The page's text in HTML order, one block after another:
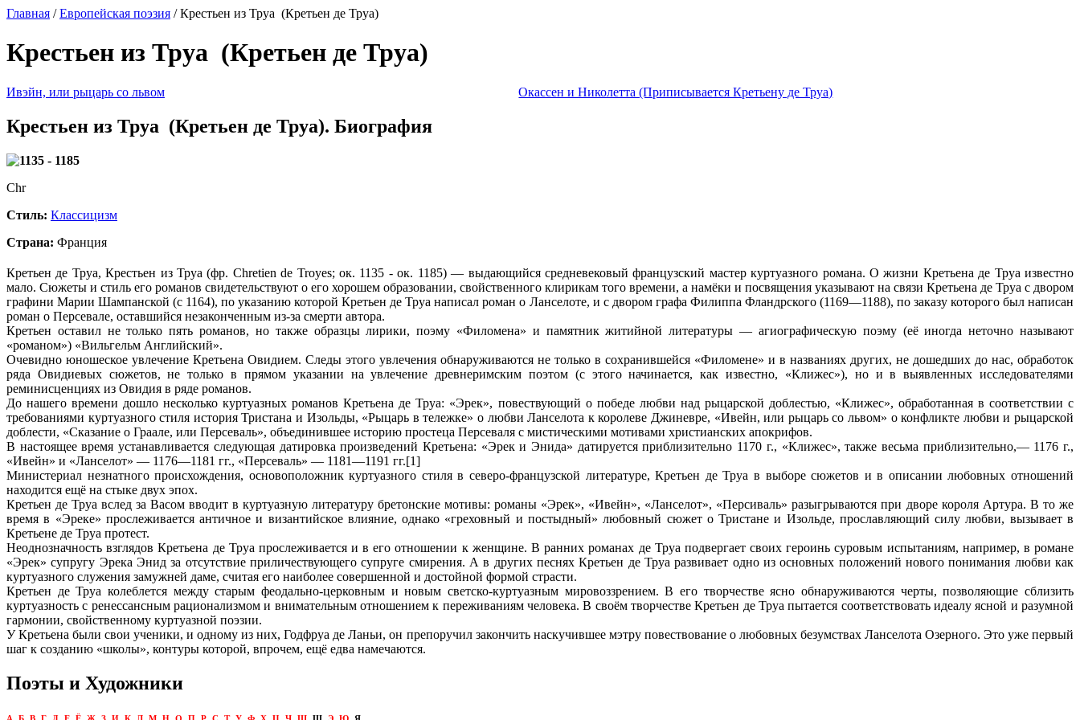
Главная /Европейская поэзия / Крестьен из Труа (Кретьен де Труа)
Крестьен из Труа (Кретьен де Труа)
Ивэйн, или рыцарь со львом Окассен и Николетта (Приписывается Кретьену де Труа)
Крестьен из Труа (Кретьен де Труа). Биография
1135 - 1185
Chr
Стиль: Классицизм
Страна: Франция
Кретьен де Труа, Крестьен из Труа (фр. Chretien de Troyes; ок. 1135 - ок. 1185) — выдающийся средневековый французский мастер куртуазного романа. О жизни Кретьена де Труа известно
мало. Сюжеты и стиль его романов свидетельствуют о его хорошем образовании, свойственного клирикам того времени, а намёки и посвящения указывают на связи Кретьена де Труа с двором
графини Марии Шампанской (с 1164), по указанию которой Кретьен де Труа написал роман о Ланселоте, и с двором графа Филиппа Фландрского (1169—1188), по заказу которого был написан
роман о Персевале, оставшийся незаконченным из-за смерти автора.
Кретьен оставил не только пять романов, но также образцы лирики, поэму «Филомена» и памятник житийной литературы — агиографическую поэму (её иногда неточно называют
«романом») «Вильгельм Английский».
Очевидно юношеское увлечение Кретьена Овидием. Следы этого увлечения обнаруживаются не только в сохранившейся «Филомене» и в названиях других, не дошедших до нас, обработок
ряда Овидиевых сюжетов, не только в прямом указании на увлечение древнеримским поэтом (с этого начинается, как известно, «Клижес»), но и в выявленных исследователями
реминисценциях из Овидия в ряде романов.
До нашего времени дошло несколько куртуазных романов Кретьена де Труа: «Эрек», повествующий о победе любви над рыцарской доблестью, «Клижес», обработанная в соответствии с
требованиями куртуазного стиля история Тристана и Изольды, «Рыцарь в тележке» о любви Ланселота к королеве Джиневре, «Ивейн, или рыцарь со львом» о конфликте любви и рыцарской
доблести, «Сказание о Граале, или Персеваль», объединившее историю простеца Персеваля с мистическими мотивами христианских апокрифов.
В настоящее время устанавливается следующая датировка произведений Кретьена: «Эрек и Энида» датируется приблизительно 1170 г., «Клижес», также весьма приблизительно,— 1176 г.,
«Ивейн» и «Ланселот» — 1176—1181 гг., «Персеваль» — 1181—1191 гг.[1]
Министериал незнатного происхождения, основоположник куртуазного стиля в северо-французской литературе, Кретьен де Труа в выборе сюжетов и в описании любовных отношений
находится ещё на стыке двух эпох.
Кретьен де Труа вслед за Васом вводит в куртуазную литературу бретонские мотивы: романы «Эрек», «Ивейн», «Ланселот», «Персиваль» разыгрываются при дворе короля Артура. В то же
время в «Эреке» прослеживается античное и византийское влияние, однако «греховный и постыдный» любовный сюжет о Тристане и Изольде, прославляющий силу любви, вызывает в
Кретьене де Труа протест.
Неоднозначность взглядов Кретьена де Труа прослеживается и в его отношении к женщине. В ранних романах де Труа подвергает своих героинь суровым испытаниям, например, в романе
«Эрек» супругу Эрека Энид за отсутствие приличествующего супруге смирения. А в других песнях Кретьен де Труа развивает одно из основных положений нового понимания любви как
куртуазного служения замужней даме, считая его наиболее совершенной и достойной формой страсти.
Кретьен де Труа колеблется между старым феодально-церковным и новым светско-куртуазным мировоззрением. В его творчестве ясно обнаруживаются черты, позволяющие сблизить
куртуазность с ренессансным рационализмом и внимательным отношением к переживаниям человека. В своём творчестве Кретьен де Труа пытается соответствовать идеалу ясной и разумной
гармонии, свойственному куртуазной поэзии.
У Кретьена были свои ученики, и одному из них, Годфруа де Ланьи, он препоручил закончить наскучившее мэтру повествование о любовных безумствах Ланселота Озерного. Это уже первый
шаг к созданию «школы», контуры которой, впрочем, ещё едва намечаются.
Поэты и Художники